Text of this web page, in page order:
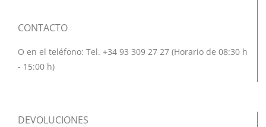
CONTACTO
O en el teléfono: Tel. +34 93 309 27 27 (Horario de 08:30 h
- 15:00 h)
DEVOLUCIONES